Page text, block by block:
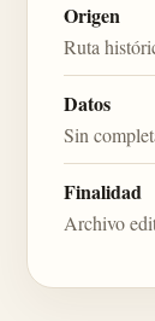
Origen
Ruta
Datos
Sin
Finalidad
Archivo